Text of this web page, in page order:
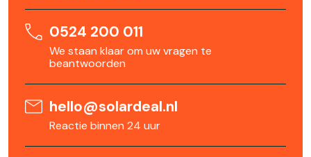
0524 200 011
We staan klaar om uw vragen te
beantwoorden
hello@solardeal.nl
Reactie binnen 24 uur